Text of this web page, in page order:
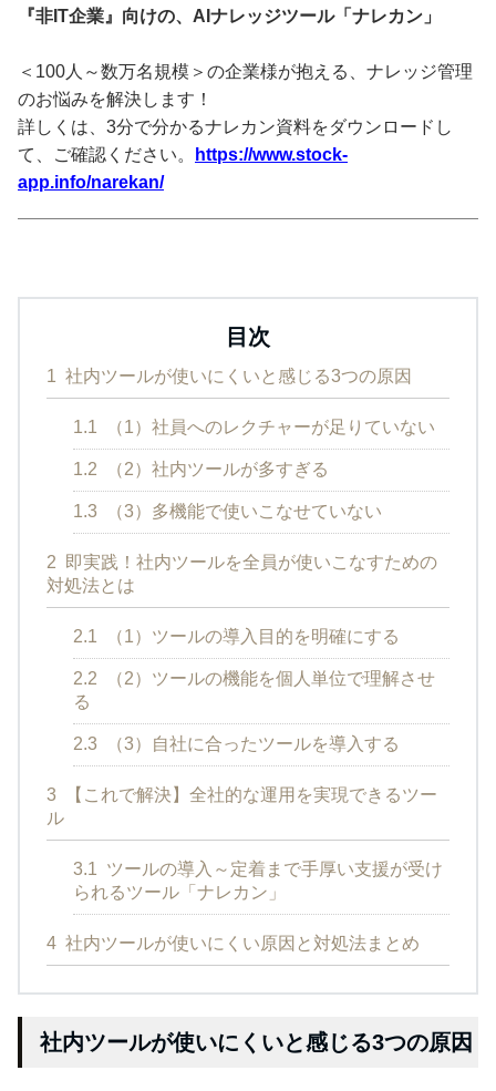
『非IT企業』向けの、AIナレッジツール「ナレカン」
＜100人～数万名規模＞の企業様が抱える、ナレッジ管理
のお悩みを解決します！
詳しくは、3分で分かるナレカン資料をダウンロードし
て、ご確認ください。
https://www.stock-
app.info/narekan/
目次
1 社内ツールが使いにくいと感じる3つの原因
1.1 （1）社員へのレクチャーが足りていない
1.2 （2）社内ツールが多すぎる
1.3 （3）多機能で使いこなせていない
2
即実践！社内ツールを全員が使いこなすための
対処法とは
2.1 （1）ツールの導入目的を明確にする
2.2
（2）ツールの機能を個人単位で理解させ
る
2.3 （3）自社に合ったツールを導入する
3
【これで解決】全社的な運用を実現できるツー
ル
3.1 ツールの導入～定着まで手厚い支援が受け
られるツール「ナレカン」
4 社内ツールが使いにくい原因と対処法まとめ
社内ツールが使いにくいと感じる3つの原因